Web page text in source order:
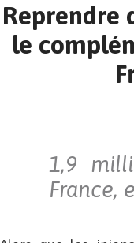
Reprendre
le
1,9
France,